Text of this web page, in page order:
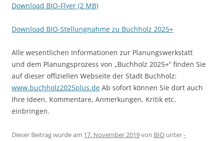
Download BIO-Flyer (2 MB)
Download BIO-Stellungnahme zu Buchholz 2025+
Alle wesentlichen Informationen zur Planungswerkstatt
und dem Planungsprozess von „Buchholz 2025+“ finden Sie
auf dieser offiziellen Webseite der Stadt Buchholz:
www.buchholz2025plus.de Ab sofort können Sie dort auch
Ihre Ideen, Kommentare, Anmerkungen, Kritik etc.
einbringen.
Dieser Beitrag wurde am 17. November 2019von BIO unter-